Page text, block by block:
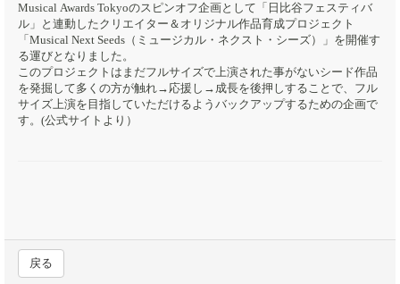
Musical Awards Tokyoのスピンオフ企画として「日比谷フェスティバ
ル」と連動したクリエイター＆オリジナル作品育成プロジェクト
「Musical Next Seeds（ミュージカル・ネクスト・シーズ）」を開催す
る運びとなりました。
このプロジェクトはまだフルサイズで上演された事がないシード作品
を発掘して多くの方が触れ→応援し→成長を後押しすることで、フル
サイズ上演を目指していただけるようバックアップするための企画で
す。(公式サイトより）
戻る